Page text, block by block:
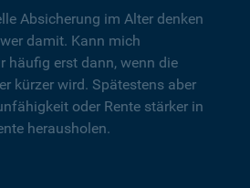
Absicherung im Alter denken
damit. Kann mich
häufig erst dann, wenn die
kürzer wird. Spätestens aber
oder Rente stärker in
herausholen.